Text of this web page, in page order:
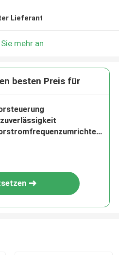
Lieferant
mehr an
besten Preis für